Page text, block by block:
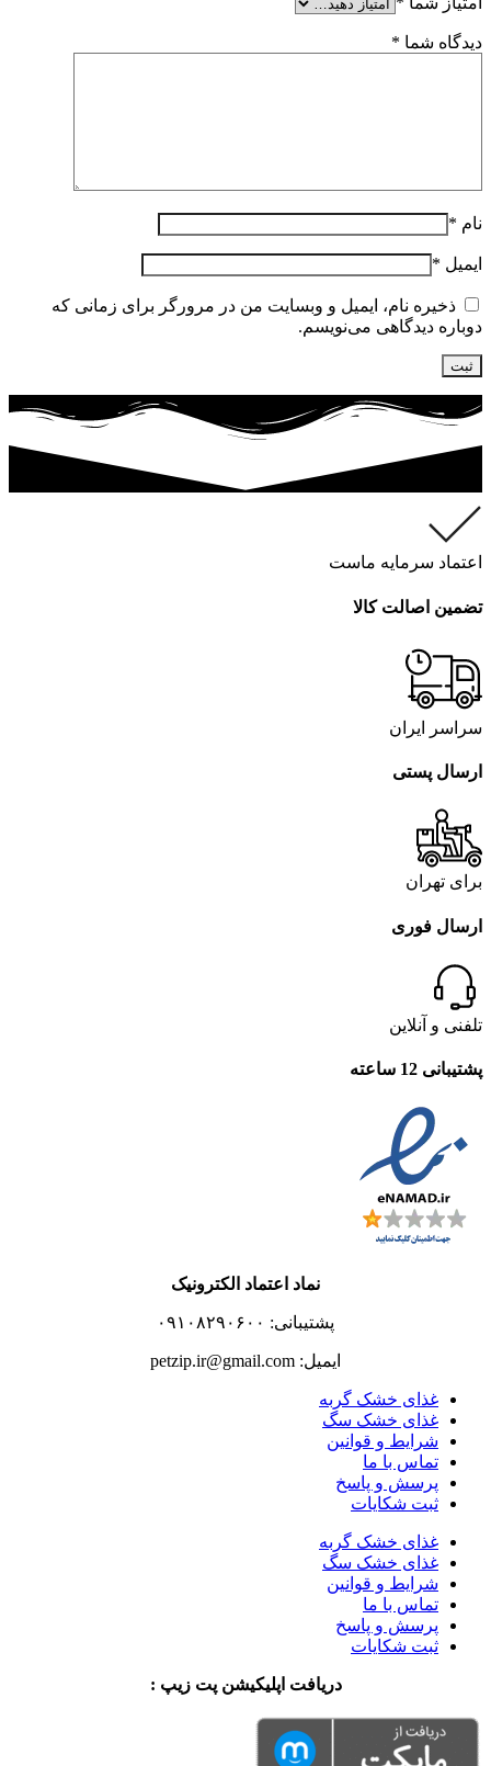
دیدگاه شما *
نام *
ایمیل *
ذخیره نام، ایمیل و وبسایت من در مرورگر برای زمانی که
دوباره دیدگاهی می‌نویسم.
اعتماد سرمایه ماست
تضمین اصالت کالا
سراسر ایران
ارسال پستی
برای تهران
ارسال فوری
تلفنی و آنلاین
پشتیبانی 12 ساعته
نماد اعتماد الکترونیک
پشتیبانی: ۰۹۱۰۸۲۹۰۶۰۰
ایمیل: petzip.ir@gmail.com
غذای خشک گربه
غذای خشک سگ
شرایط و قوانین
تماس با ما
پرسش و پاسخ
ثبت شکایات
غذای خشک گربه
غذای خشک سگ
شرایط و قوانین
تماس با ما
پرسش و پاسخ
ثبت شکایات
دریافت اپلیکیشن پت زیپ :